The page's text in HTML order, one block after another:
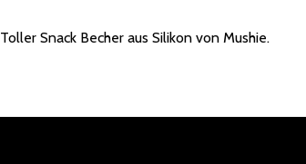
Toller Snack Becher aus Silikon von Mushie.